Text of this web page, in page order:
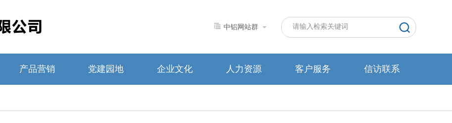
中铝网站群
产品营销 党建园地 企业文化 人力资源 客户服务 信访联系